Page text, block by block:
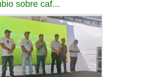
sobre caf...